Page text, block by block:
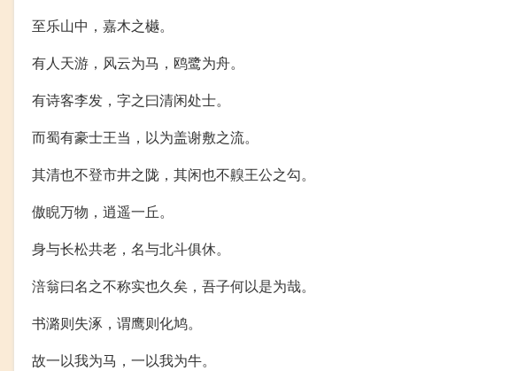
至乐山中，嘉木之樾。
有人天游，风云为马，鸥鹭为舟。
有诗客李发，字之曰清闲处士。
而蜀有豪士王当，以为盖谢敷之流。
其清也不登市井之陇，其闲也不齅王公之勾。
傲睨万物，逍遥一丘。
身与长松共老，名与北斗俱休。
涪翁曰名之不称实也久矣，吾子何以是为哉。
书潞则失涿，谓鹰则化鸠。
故一以我为马，一以我为牛。